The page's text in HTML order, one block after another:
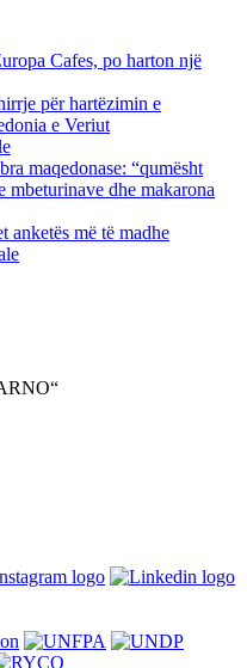
Cafes, po harton një
për hartëzimin e
e Veriut
maqedonase: “qumësht
mbeturinave dhe makarona
anketës më të madhe